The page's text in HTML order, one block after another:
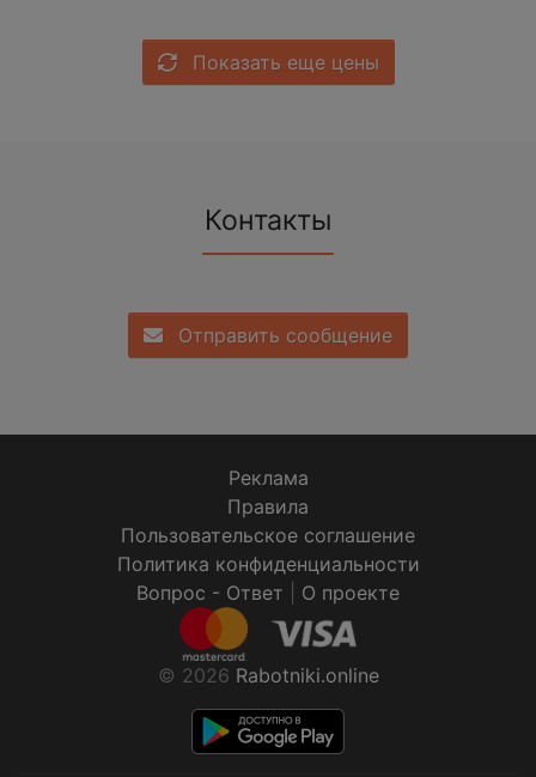
Показать еще цены
Контакты
Отправить сообщение
Реклама
Правила
Пользовательское соглашение
Политика конфиденциальности
Вопрос - Ответ
О проекте
© 2026 Rabotniki.online